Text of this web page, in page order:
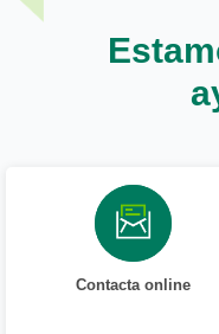
Contacta online